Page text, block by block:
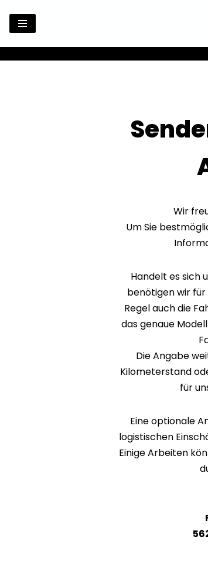
Zum
Inhalt
springen
Wir
Um Sie
Handelt es sich
benötigen wir
Regel auch die
das genaue
Die Angabe
Kilometerstand
für
Eine optionale
logistischen
Einige Arbeiten